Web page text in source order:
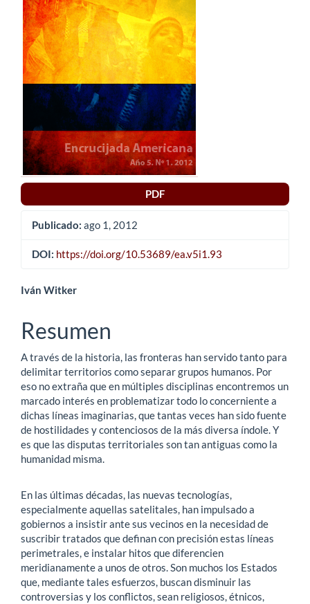
lateral
del
artículo
PDF
Publicado: ago 1, 2012
DOI: https://doi.org/10.53689/ea.v5i1.93
Contenido
principal
del
artículo
Iván Witker
Resumen
A través de la historia, las fronteras han servido tanto para
delimitar territorios como separar grupos humanos. Por
eso no extraña que en múltiples disciplinas encontremos un
marcado interés en problematizar todo lo concerniente a
dichas líneas imaginarias, que tantas veces han sido fuente
de hostilidades y contenciosos de la más diversa índole. Y
es que las disputas territoriales son tan antiguas como la
humanidad misma.
En las últimas décadas, las nuevas tecnologías,
especialmente aquellas satelitales, han impulsado a
gobiernos a insistir ante sus vecinos en la necesidad de
suscribir tratados que definan con precisión estas líneas
perimetrales, e instalar hitos que diferencien
meridianamente a unos de otros. Son muchos los Estados
que, mediante tales esfuerzos, buscan disminuir las
controversias y los conflictos, sean religiosos, étnicos,